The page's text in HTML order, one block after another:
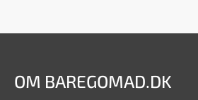
OM BAREGOMAD.DK